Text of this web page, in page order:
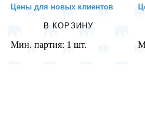
Цены для новых клиентов
В КОРЗИНУ
Мин. партия: 1 шт.